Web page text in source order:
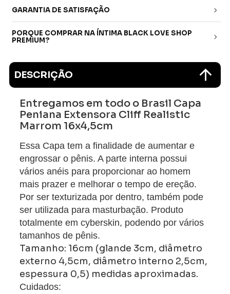
GARANTIA DE SATISFAÇÃO
PORQUE COMPRAR NA ÍNTIMA BLACK LOVE SHOP
PREMIUM?
DESCRIÇÃO
Entregamos em todo o Brasil Capa
Peniana Extensora Cliff Realistic
Marrom 16x4,5cm
Essa Capa tem a finalidade de aumentar e
engrossar o pênis. A parte interna possui
vários anéis para proporcionar ao homem
mais prazer e melhorar o tempo de ereção.
Por ser texturizada por dentro, também pode
ser utilizada para masturbação. Produto
totalmente em cyberskin, podendo por vários
tamanhos de pênis.
Tamanho: 16cm (glande 3cm, diâmetro
externo 4,5cm, diâmetro interno 2,5cm,
espessura 0,5) medidas aproximadas.
Cuidados: